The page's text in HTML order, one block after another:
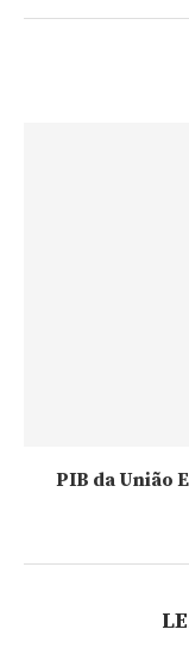
PIB da União